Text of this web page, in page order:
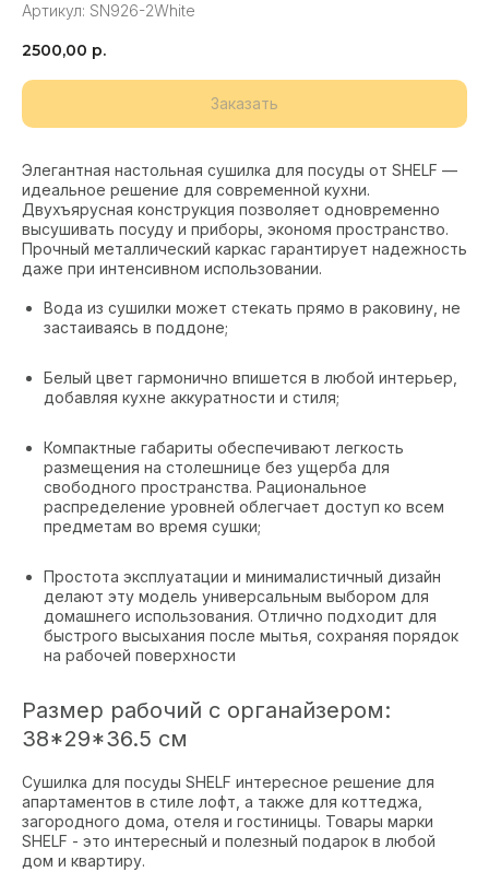
Артикул: SN926-2White
2500,00 р.
Заказать
Элегантная настольная сушилка для посуды от SHELF —
идеальное решение для современной кухни.
Двухъярусная конструкция позволяет одновременно
высушивать посуду и приборы, экономя пространство.
Прочный металлический каркас гарантирует надежность
даже при интенсивном использовании.
Вода из сушилки может стекать прямо в раковину, не
застаиваясь в поддоне;
Белый цвет гармонично впишется в любой интерьер,
добавляя кухне аккуратности и стиля;
Компактные габариты обеспечивают легкость
размещения на столешнице без ущерба для
свободного пространства. Рациональное
распределение уровней облегчает доступ ко всем
предметам во время сушки;
Простота эксплуатации и минималистичный дизайн
делают эту модель универсальным выбором для
домашнего использования. Отлично подходит для
быстрого высыхания после мытья, сохраняя порядок
на рабочей поверхности
Размер рабочий с органайзером:
38*29*36.5 см
Сушилка для посуды SHELF интересное решение для
апартаментов в стиле лофт, а также для коттеджа,
загородного дома, отеля и гостиницы. Товары марки
SHELF - это интересный и полезный подарок в любой
дом и квартиру.